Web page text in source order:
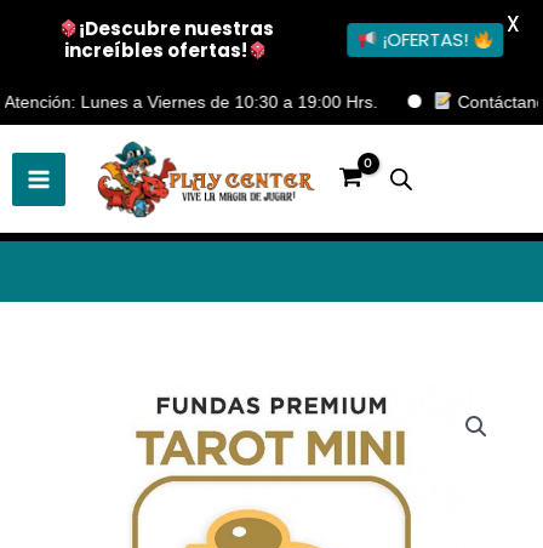
Lunes a Viernes de 10:30 a 19:00 Hrs. Contáctanos
Ir
al
contenido
¡Descubre nuestras
increíbles ofertas!
¡OFERTAS!
X